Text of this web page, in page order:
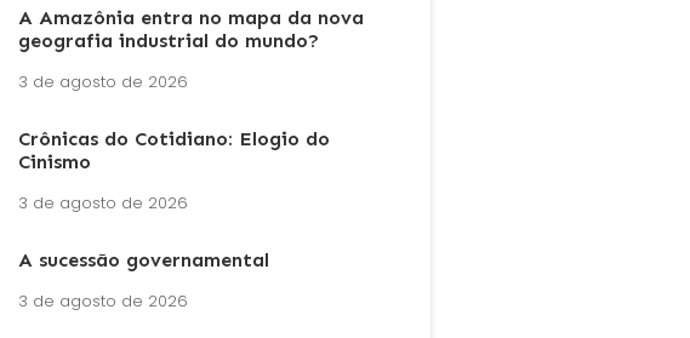
A Amazônia entra no mapa da nova
geografia industrial do mundo?
3 de agosto de 2026
Crônicas do Cotidiano: Elogio do
Cinismo
3 de agosto de 2026
A sucessão governamental
3 de agosto de 2026